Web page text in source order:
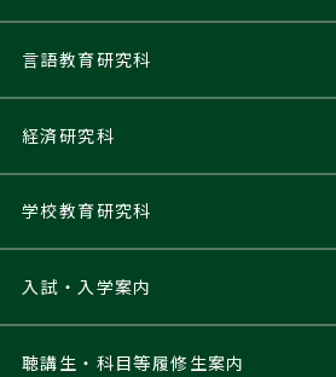
言語教育研究科
経済研究科
学校教育研究科
入試・入学案内
聴講生・科目等履修生案内